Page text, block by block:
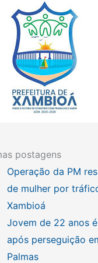
postagens
Operação da PM
de mulher por
Xambioá
Jovem de 22 anos
após perseguição
Palmas